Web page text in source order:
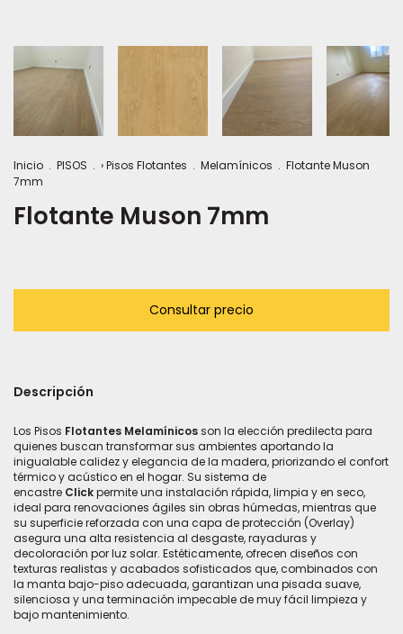
Inicio . PISOS . › Pisos Flotantes . Melamínicos . Flotante Muson
7mm
Flotante Muson 7mm
Descripción
Los Pisos Flotantes Melamínicosson la elección predilecta para
quienes buscan transformar sus ambientes aportando la
inigualable calidez y elegancia de la madera, priorizando el confort
térmico y acústico en el hogar. Su sistema de
encastre Clickpermite una instalación rápida, limpia y en seco,
ideal para renovaciones ágiles sin obras húmedas, mientras que
su superficie reforzada con una capa de protección (Overlay)
asegura una alta resistencia al desgaste, rayaduras y
decoloración por luz solar. Estéticamente, ofrecen diseños con
texturas realistas y acabados sofisticados que, combinados con
la manta bajo-piso adecuada, garantizan una pisada suave,
silenciosa y una terminación impecable de muy fácil limpieza y
bajo mantenimiento.